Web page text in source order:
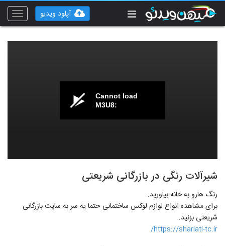
Toggle
آپلود ویدیو
Cannot load
M3U8:
شیرآلات رنگی در بازرگانی شریعتی
رنگ هارو به خانه بیاورید.
برای مشاهده انواع لوازم لوکس ساختمانی حتما یه سر به سایت بازرگانی
شریعتی بزنید.
https://shariati-tc.ir/